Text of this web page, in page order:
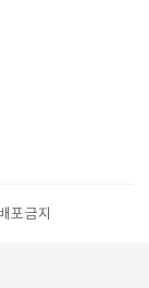
포 금지